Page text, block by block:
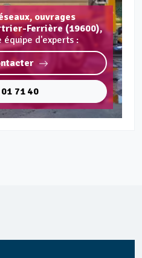
ouvrages
Ferrière (19600),
d'experts :
71 40